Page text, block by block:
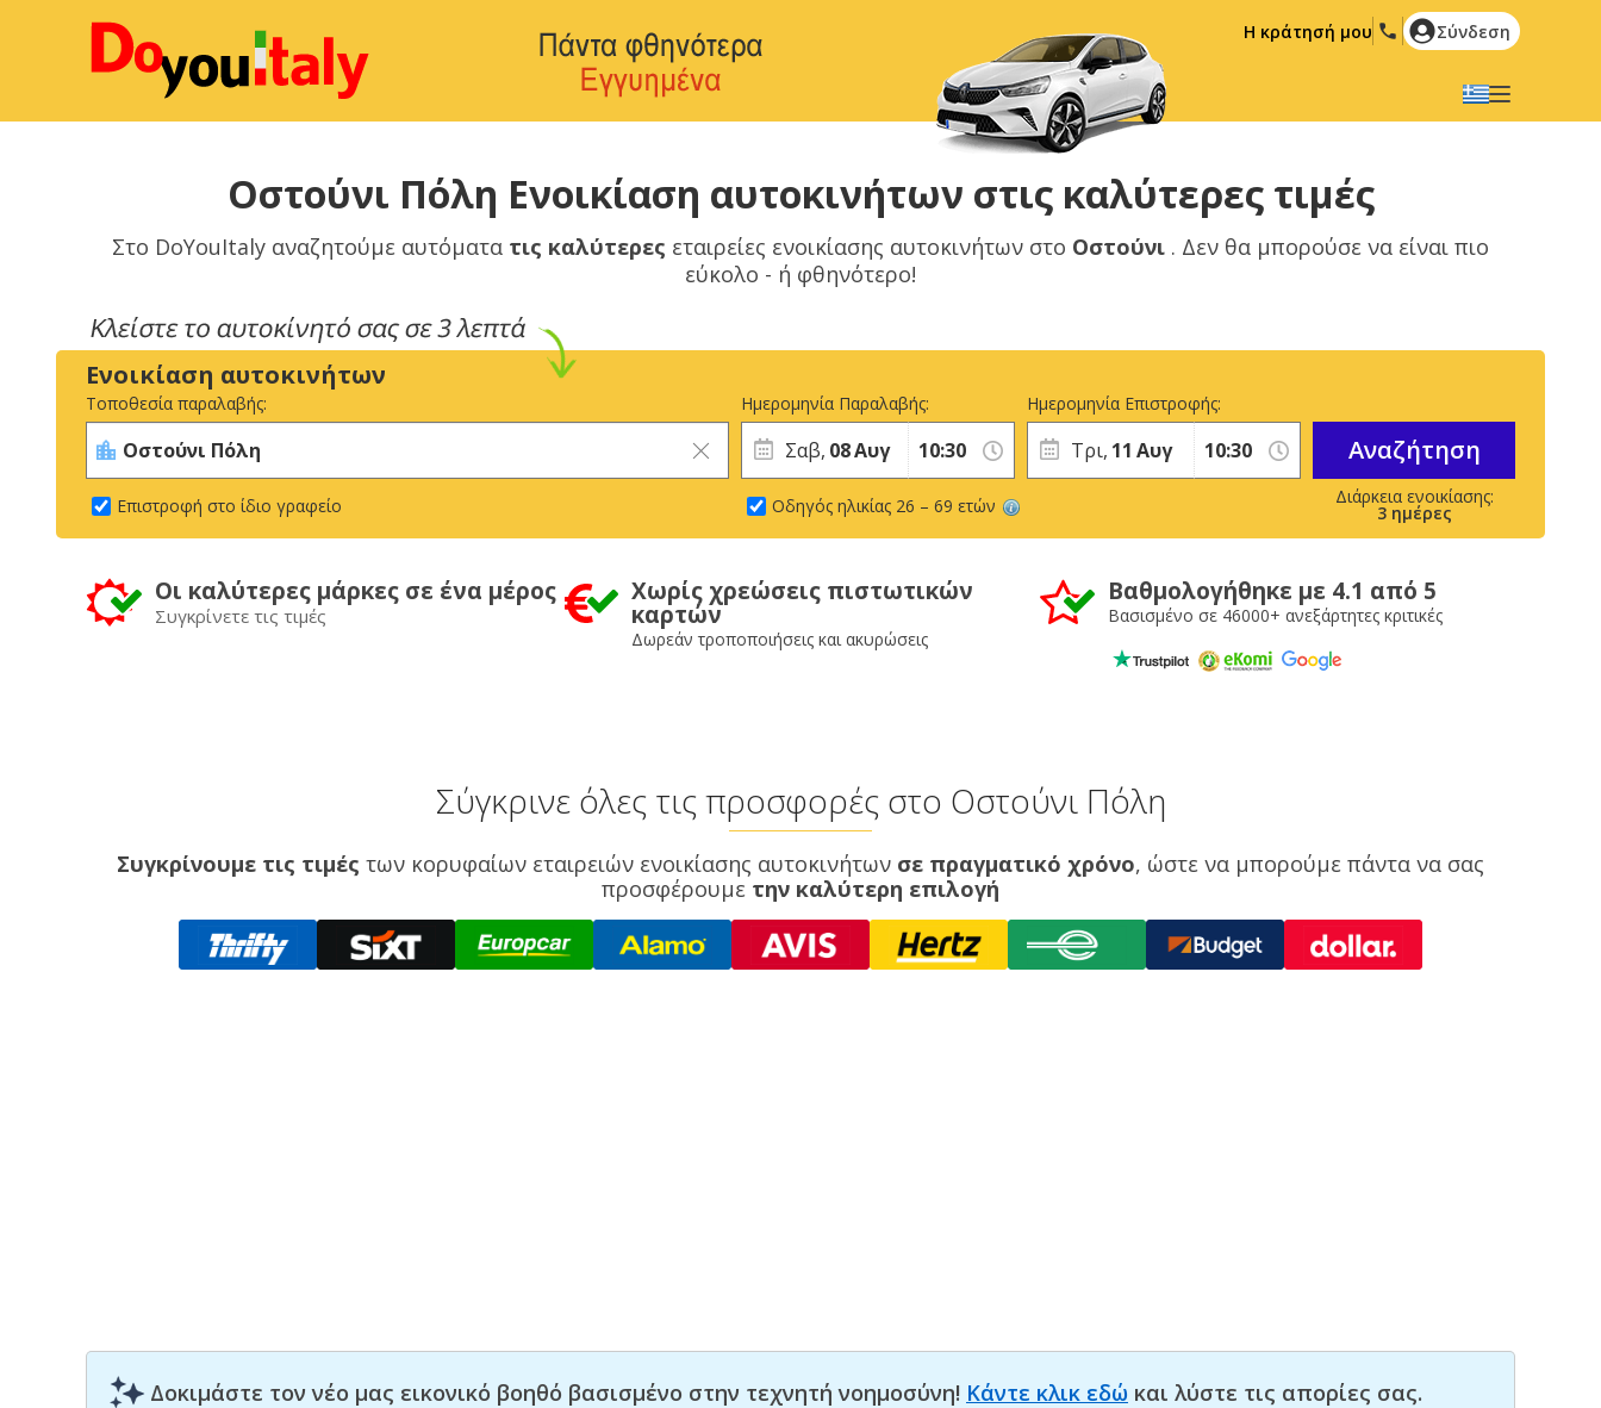
Η κράτησή μου Σύνδεση
Español
Deutsch
Français
Italiano
Nederlands
Русский
Hrvatski
العربية
Οστούνι Πόλη Ενοικίαση αυτοκινήτων στις καλύτερες τιμές
Στο DoYouItaly αναζητούμε αυτόματα τις καλύτερες εταιρείες ενοικίασης αυτοκινήτων στο Οστούνι . Δεν θα μπορούσε να είναι πιο
εύκολο - ή φθηνότερο!
Ενοικίαση αυτοκινήτων
Τοποθεσία παραλαβής:
Επιστροφή στο ίδιο γραφείο
Ημερομηνία Παραλαβής:
Σαβ, 08Αυγ
3 ημέρες
Ημερομηνία Επιστροφής:
Τρι, 11 Αυγ
Οδηγός ηλικίας 26 – 69 ετών
Αναζήτηση
Οι καλύτερες μάρκες σε ένα μέρος
Συγκρίνετε τις τιμές
Χωρίς χρεώσεις πιστωτικών
καρτών
Δωρεάν τροποποιήσεις και ακυρώσεις
Βαθμολογήθηκε με 4.1 από 5
Βασισμένο σε 46000+ ανεξάρτητες κριτικές
Σύγκρινε όλες τις προσφορές στο Οστούνι Πόλη
Συγκρίνουμε τις τιμές των κορυφαίων εταιρειών ενοικίασης αυτοκινήτων σε πραγματικό χρόνο, ώστε να μπορούμε πάντα να σας
προσφέρουμε την καλύτερη επιλογή
Δοκιμάστε τον νέο μας εικονικό βοηθό βασισμένο στην τεχνητή νοημοσύνη! Κάντε κλικ εδώ και λύστε τις απορίες σας.